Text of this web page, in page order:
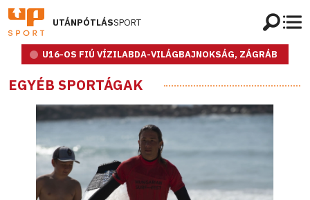
UTÁNPÓTLÁSSPORT
U16-OS FIÚ VÍZILABDA-VILÁGBAJNOKSÁG, ZÁGRÁB
EGYÉB SPORTÁGAK